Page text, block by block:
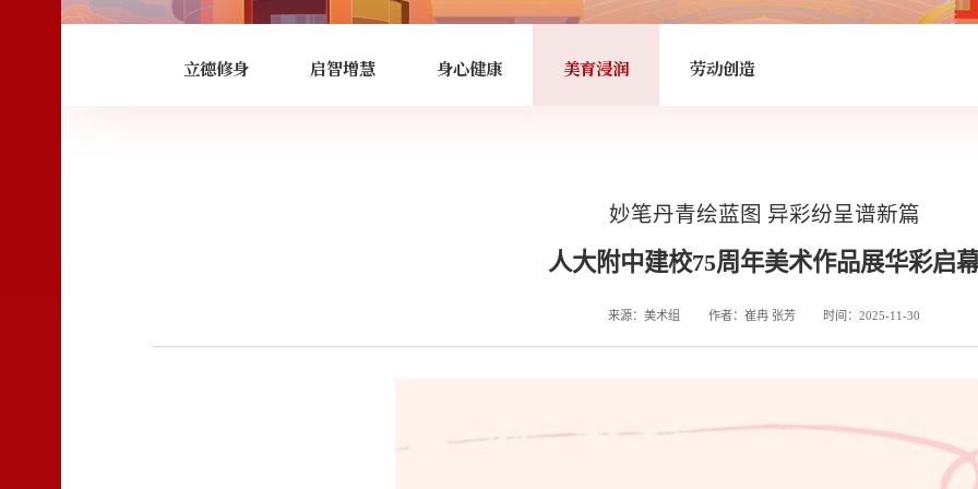
立德修身 启智增慧 身心健康 美育浸润 劳动创造
妙笔丹青绘蓝图 异彩纷呈谱新篇
人大附中建校75周年美术作品展华彩启
来源：美术组 作者：崔冉 张芳 时间：2025-11-30